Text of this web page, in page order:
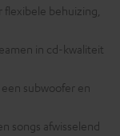
behuizing,
in cd-kwaliteit
subwoofer en
songs afwisselend